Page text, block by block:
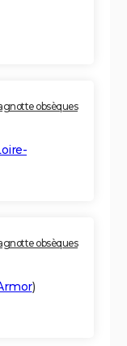
obsèques
obsèques
)